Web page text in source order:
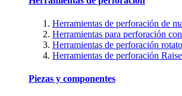
Herramientas de perforación de
Herramientas para perforación
Herramientas de perforación
Herramientas de perforación
Piezas y componentes